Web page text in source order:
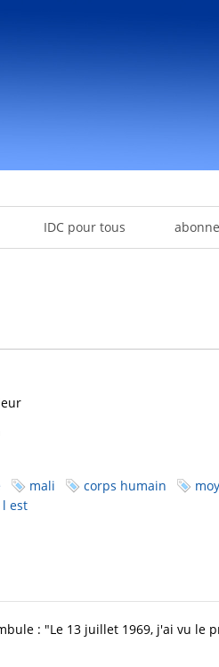
IDC pour tous
mali corps humain
l est
: "Le 13 juillet 1969, j'ai vu le